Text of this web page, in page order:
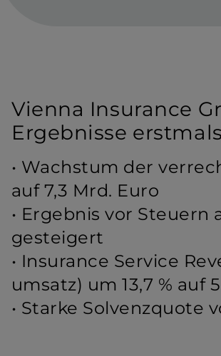
Vienna Insurance
Ergebnisse
• Wachstum der
auf 7,3 Mrd. Euro
• Ergebnis vor Steuern
gesteigert
• Insurance Service
umsatz) um 13,7 % auf
• Starke Solvenzquote